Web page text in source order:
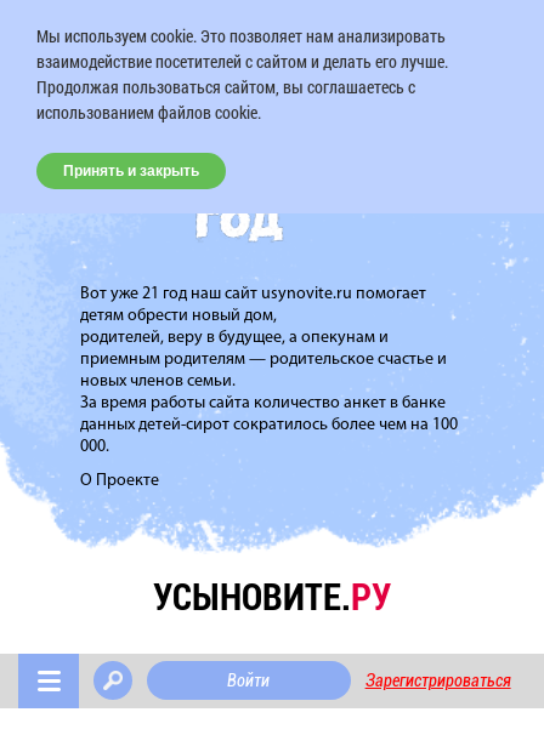
Вот уже 21 год наш сайт usynovite.ru помогает
детям обрести новый дом,
родителей, веру в будущее, а опекунам и
приемным родителям — родительское счастье и
новых членов семьи.
За время работы сайта количество анкет в банке
данных детей-сирот сократилось более чем на 100
000.
О Проекте
УСЫНОВИТЕ.РУ
Войти Зарегистрироваться
Мы используем cookie. Это позволяет нам анализировать
взаимодействие посетителей с сайтом и делать его лучше.
Продолжая пользоваться сайтом, вы соглашаетесь с
использованием файлов cookie.
Принять и закрыть